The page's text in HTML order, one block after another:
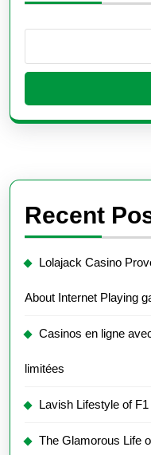
Recent
Lolajack Casino
About Internet Playing
Casinos en ligne
limitées
Lavish Lifestyle of
The Glamorous Life